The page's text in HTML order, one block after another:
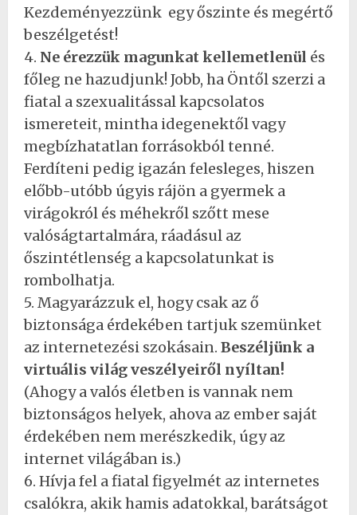
Kezdeményezzünk egy őszinte és megértő
beszélgetést!
4. Ne érezzük magunkat kellemetlenül és
főleg ne hazudjunk! Jobb, ha Öntől szerzi a
fiatal a szexualitással kapcsolatos
ismereteit, mintha idegenektől vagy
megbízhatatlan forrásokból tenné.
Ferdíteni pedig igazán felesleges, hiszen
előbb-utóbb úgyis rájön a gyermek a
virágokról és méhekről szőtt mese
valóságtartalmára, ráadásul az
őszintétlenség a kapcsolatunkat is
rombolhatja.
5. Magyarázzuk el, hogy csak az ő
biztonsága érdekében tartjuk szemünket
az internetezési szokásain. Beszéljünk a
virtuális világ veszélyeiről nyíltan!
(Ahogy a valós életben is vannak nem
biztonságos helyek, ahova az ember saját
érdekében nem merészkedik, úgy az
internet világában is.)
6. Hívja fel a fiatal figyelmét az internetes
csalókra, akik hamis adatokkal, barátságot